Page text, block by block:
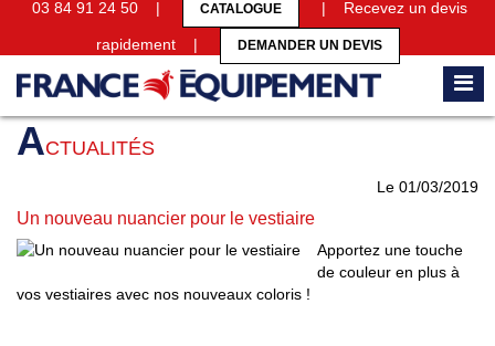
03 84 91 24 50 | CATALOGUE | Recevez un devis
rapidement | DEMANDER UN DEVIS
Accueil Actualités Un nouveau nuancier pour le vestiaire
ACTUALITÉS
Le 01/03/2019
Un nouveau nuancier pour le vestiaire
Apportez une touche
de couleur en plus à
vos vestiaires avec nos nouveaux coloris !